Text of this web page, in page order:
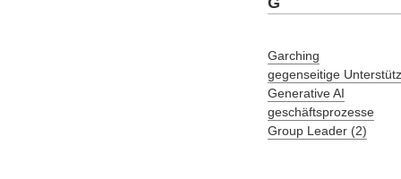
Garching
gegenseitige
Generative AI
geschäftsprozesse
Group Leader (2)